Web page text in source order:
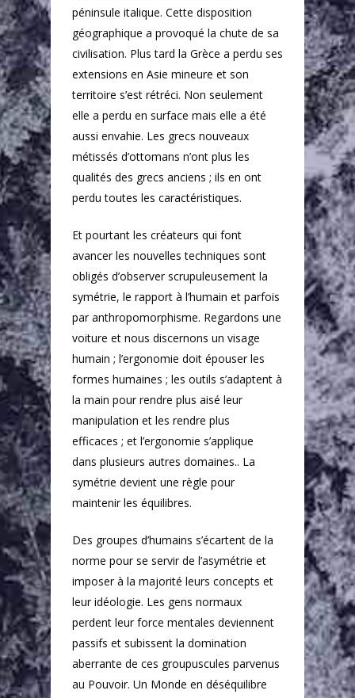
péninsule italique. Cette disposition
géographique a provoqué la chute de sa
civilisation. Plus tard la Grèce a perdu ses
extensions en Asie mineure et son
territoire s’est rétréci. Non seulement
elle a perdu en surface mais elle a été
aussi envahie. Les grecs nouveaux
métissés d’ottomans n’ont plus les
qualités des grecs anciens ; ils en ont
perdu toutes les caractéristiques.
Et pourtant les créateurs qui font
avancer les nouvelles techniques sont
obligés d’observer scrupuleusement la
symétrie, le rapport à l’humain et parfois
par anthropomorphisme. Regardons une
voiture et nous discernons un visage
humain ; l’ergonomie doit épouser les
formes humaines ; les outils s’adaptent à
la main pour rendre plus aisé leur
manipulation et les rendre plus
efficaces ; et l’ergonomie s’applique
dans plusieurs autres domaines.. La
symétrie devient une règle pour
maintenir les équilibres.
Des groupes d’humains s’écartent de la
norme pour se servir de l’asymétrie et
imposer à la majorité leurs concepts et
leur idéologie. Les gens normaux
perdent leur force mentales deviennent
passifs et subissent la domination
aberrante de ces groupuscules parvenus
au Pouvoir. Un Monde en déséquilibre